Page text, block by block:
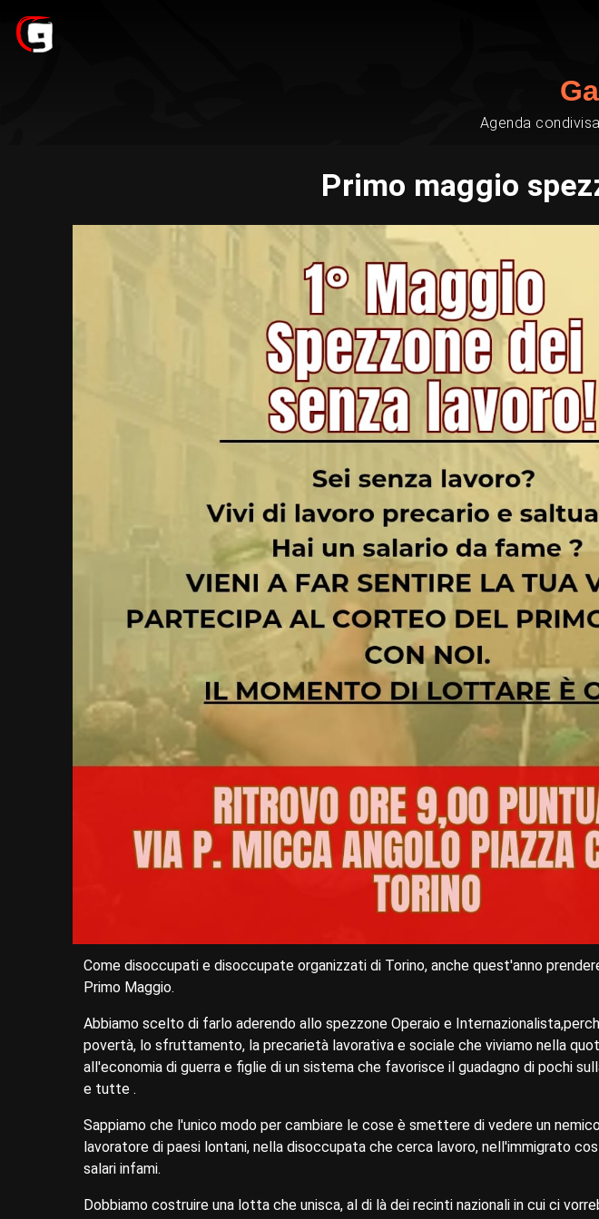
Agenda
Primo maggio
Come disoccupati e disoccupate organizzati di Torino, anche quest'anno
Primo Maggio.
Abbiamo scelto di farlo aderendo allo spezzone Operaio e
povertà, lo sfruttamento, la precarietà lavorativa e sociale che viviamo nella
all'economia di guerra e figlie di un sistema che favorisce il guadagno di pochi
e tutte .
Sappiamo che l'unico modo per cambiare le cose è smettere di vedere un
lavoratore di paesi lontani, nella disoccupata che cerca lavoro, nell'immigrato
salari infami.
Dobbiamo costruire una lotta che unisca, al di là dei recinti nazionali in cui ci